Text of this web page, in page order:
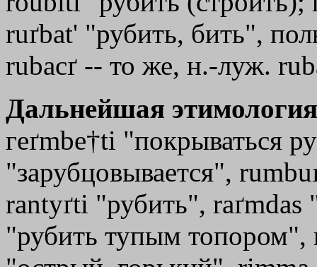
ruґbаt' "рубить, бить",
rubacґ -- то же, н.-луж.
Дальнейшая
гeґmbe†ti "покрываться
"зарубцовывается",
rantyґti "рубить",
"рубить тупым топором",